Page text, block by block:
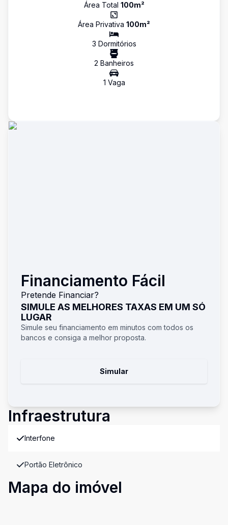
Área Total 100m²
Área Privativa 100m²
3 Dormitórios
2 Banheiros
1 Vaga
Financiamento Fácil
Pretende Financiar?
SIMULE AS MELHORES TAXAS EM UM SÓ
LUGAR
Simule seu financiamento em minutos com todos os
bancos e consiga a melhor proposta.
Simular
Infraestrutura
Interfone
Portão Eletrônico
Mapa do imóvel